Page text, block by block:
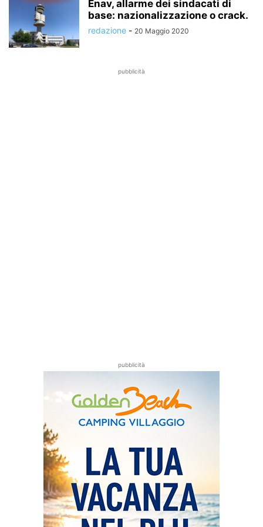
Enav, allarme dei sindacati di
base: nazionalizzazione o crack.
redazione - 20 Maggio 2020
pubblicità
pubblicità